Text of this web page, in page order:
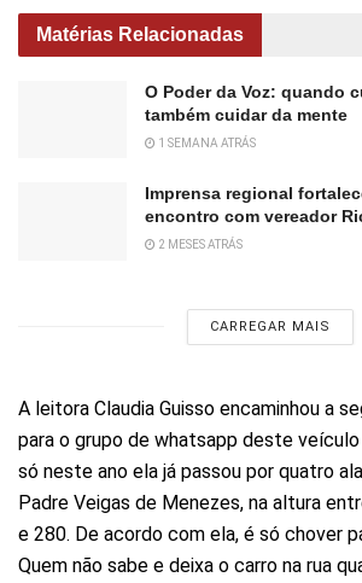
Matérias Relacionadas
O Poder da Voz: quando
também cuidar da mente
1 SEMANA ATRÁS
Imprensa regional
encontro com vereador
2 MESES ATRÁS
CARREGAR MAIS
A leitora Claudia Guisso encaminhou a
para o grupo de whatsapp deste
só neste ano ela já passou por quatro
Padre Veigas de Menezes, na altura
e 280. De acordo com ela, é só chover
Quem não sabe e deixa o carro na rua